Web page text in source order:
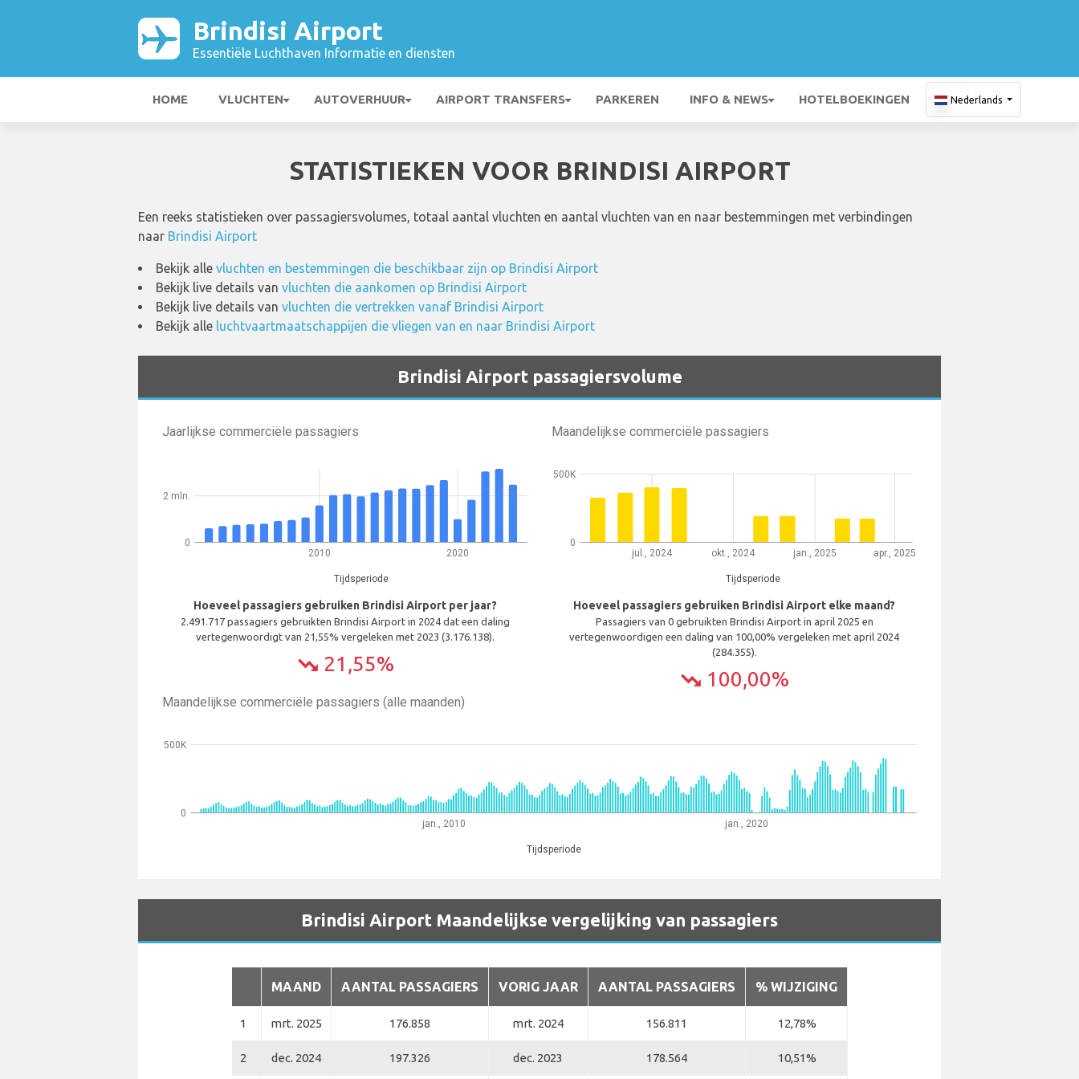
Brindisi Airport
Essentiële Luchthaven Informatie en diensten
HOME VLUCHTEN AUTOVERHUUR AIRPORT TRANSFERS PARKEREN INFO & NEWS HOTELBOEKINGEN Nederlands
STATISTIEKEN VOOR BRINDISI AIRPORT
Een reeks statistieken over passagiersvolumes, totaal aantal vluchten en aantal vluchten van en naar bestemmingen met verbindingen
naar Brindisi Airport
Bekijk alle vluchten en bestemmingen die beschikbaar zijn op Brindisi Airport
Bekijk live details van vluchten die aankomen op Brindisi Airport
Bekijk live details van vluchten die vertrekken vanaf Brindisi Airport
Bekijk alle luchtvaartmaatschappijen die vliegen van en naar Brindisi Airport
Brindisi Airport passagiersvolume
Jaarlijkse commerciële passagiers
2010 2020
Tijdsperiode
0
2 mln.
Hoeveel passagiers gebruiken Brindisi Airport per jaar?
2.491.717 passagiers gebruikten Brindisi Airport in 2024 dat een daling
vertegenwoordigt van 21,55% vergeleken met 2023 (3.176.138).
trending_down 21,55%
Maandelijkse commerciële passagiers
jul., 2024 okt., 2024 jan., 2025 apr., 2025
Tijdsperiode
0
500K
Hoeveel passagiers gebruiken Brindisi Airport elke maand?
Passagiers van 0 gebruikten Brindisi Airport in april 2025 en
vertegenwoordigen een daling van 100,00% vergeleken met april 2024
(284.355).
trending_down 100,00%
Maandelijkse commerciële passagiers (alle maanden)
jan., 2010 jan., 2020
Tijdsperiode
0
500K
Brindisi Airport Maandelijkse vergelijking van passagiers
MAAND AANTAL PASSAGIERS VORIG JAAR AANTAL PASSAGIERS % WIJZIGING
1 mrt. 2025 176.858 mrt. 2024 156.811 12,78%
2 dec. 2024 197.326 dec. 2023 178.564 10,51%